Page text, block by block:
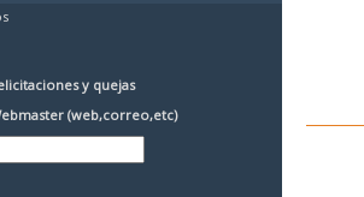
y quejas
(web,correo,etc)